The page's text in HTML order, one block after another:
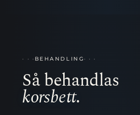
BEHANDLING
Så behandlas
korsbett.